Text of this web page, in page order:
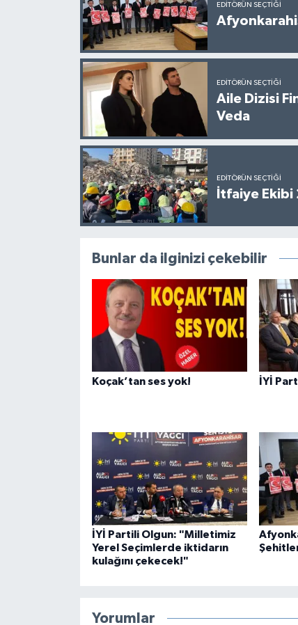
EDITÖRÜN SEÇTIĞI
EDITÖRÜN SEÇTIĞI
Aile Dizisi
Veda
EDITÖRÜN SEÇTIĞI
İtfaiye Ekibi
Bunlar da ilginizi çekebilir
Koçak’tan ses yok! İYİ
İYİ Partili Olgun: "Milletimiz
Yerel Seçimlerde iktidarın
kulağını çekecek!"
Yorumlar